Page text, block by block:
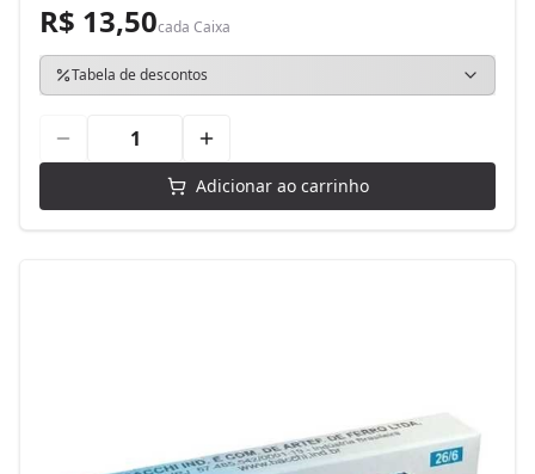
R$ 13,50cada Caixa
Tabela de descontos
Adicionar ao carrinho